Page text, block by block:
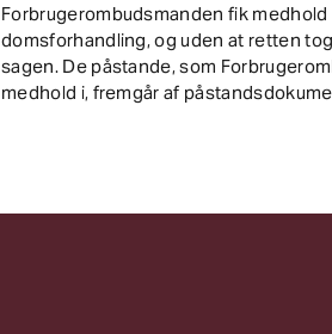
Forbrugerombudsmanden fik
domsforhandling, og uden at retten
sagen. De påstande, som
medhold i, fremgår af